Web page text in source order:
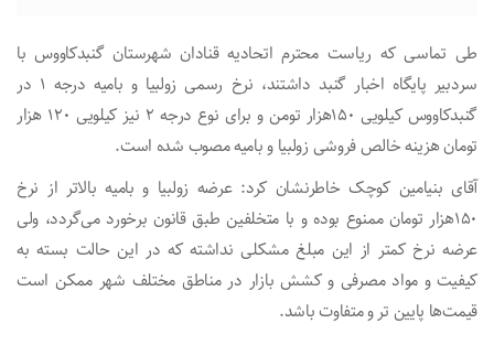
طی تماسی که ریاست محترم‌ اتحادیه قنادان شهرستان گنبدکاووس با
سردبیر پایگاه اخبار گنبد داشتند، نرخ رسمی زولبیا و بامیه درجه ۱ در
گنبدکاووس کیلویی ۱۵۰هزار تومن و برای نوع درجه ۲ نیز کیلویی ۱۲۰ هزار
تومان هزینه خالص فروشی زولبیا و بامیه مصوب شده است.
آقای بنیامین کوچک خاطرنشان کرد: عرضه زولبیا و بامیه بالاتر از نرخ
۱۵۰هزار تومان ممنوع بوده و با متخلفین طبق قانون برخورد می‌گردد، ولی
عرضه نرخ کمتر از این مبلغ مشکلی نداشته که در این‌ حالت بسته به
کیفیت و مواد مصرفی و کشش بازار در مناطق مختلف شهر ممکن است
قیمت‌ها پایین تر و متفاوت باشد.